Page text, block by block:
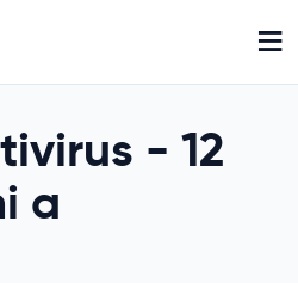
≡
- 12
a